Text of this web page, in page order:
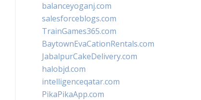
balanceyoganj.com
salesforceblogs.com
TrainGames365.com
BaytownEvaCationRentals.com
JabalpurCakeDelivery.com
halobjd.com
intelligenceqatar.com
PikaPikaApp.com